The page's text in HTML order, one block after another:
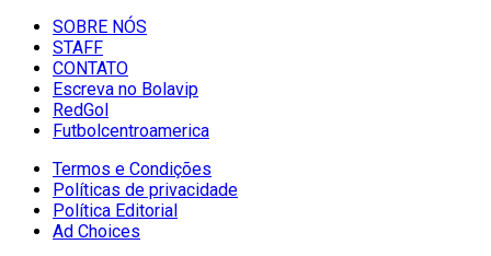
SOBRE NÓS
STAFF
CONTATO
Escreva no Bolavip
RedGol
Futbolcentroamerica
Termos e Condições
Políticas de privacidade
Política Editorial
Ad Choices